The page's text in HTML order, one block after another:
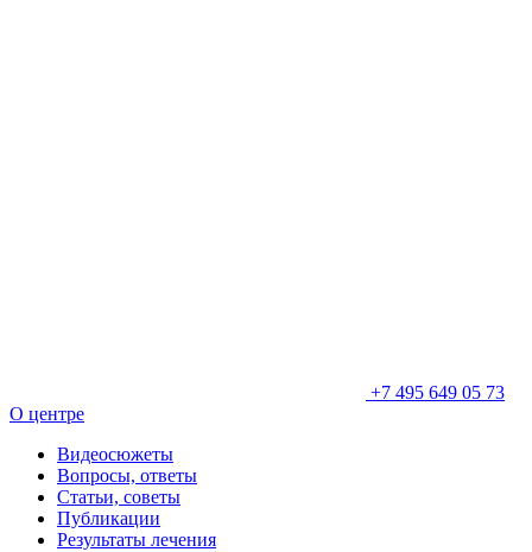
+7 495 649 05 73
О центре
Видеосюжеты
Вопросы, ответы
Статьи, советы
Публикации
Результаты лечения